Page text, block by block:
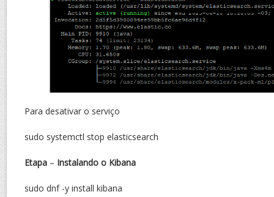
Para desativar o serviço
sudo systemctl stop elasticsearch
Etapa – Instalando o Kibana
sudo dnf -y install kibana